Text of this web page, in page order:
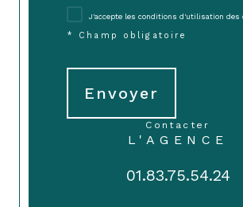
J'accepte les conditions d'utilisation des
* Champ obligatoire
Envoyer
contacter
L'AGENCE
01.83.75.54.24